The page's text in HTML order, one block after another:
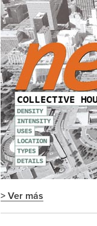
> Ver más